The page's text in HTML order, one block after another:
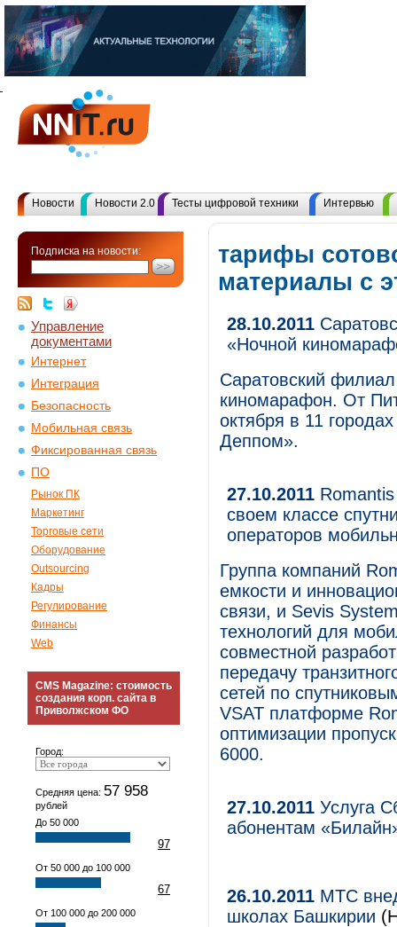
Новости Новости 2.0 Тесты цифровой техники Интервью
Подписка на новости:
Управление
документами
Интернет
Интеграция
Безопасность
Мобильная связь
Фиксированная связь
ПО
Рынок ПК
Маркетинг
Торговые сети
Оборудование
Outsourcing
Кадры
Регулирование
Финансы
Web
CMS Magazine: стоимость
создания корп. сайта в
Приволжском ФО
Город:
Средняя цена: 57 958
рублей
До 50 000
97
От 50 000 до 100 000
67
От 100 000 до 200 000
тарифы
материалы с
28.10.2011
«Ночной
Саратовский
киномарафон. От
октября в 11
Деппом».
27.10.2011
своем классе
операторов
Группа компаний
емкости и
связи, и Sevis
технологий для
совместной
передачу
сетей по
VSAT платформе
оптимизации
6000.
27.10.2011 Услуга
абонентам
26.10.2011 МТС
школах Башкирии